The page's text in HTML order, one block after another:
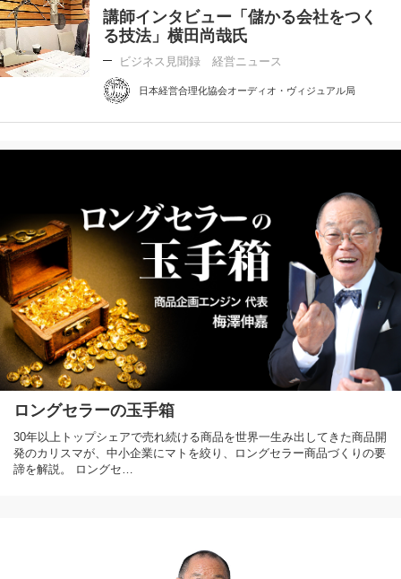
講師インタビュー「儲かる会社をつく
る技法」横田尚哉氏
ビジネス見聞録 経営ニュース
日本経営合理化協会オーディオ・ヴィジュアル局
ロングセラーの玉手箱
30年以上トップシェアで売れ続ける商品を世界一生み出してきた商品開
発のカリスマが、中小企業にマトを絞り、ロングセラー商品づくりの要
諦を解説。 ロングセ…